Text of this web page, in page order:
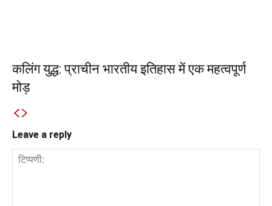
कलिंग युद्ध: प्राचीन भारतीय इतिहास में एक महत्वपूर्ण
मोड़
Leave a reply